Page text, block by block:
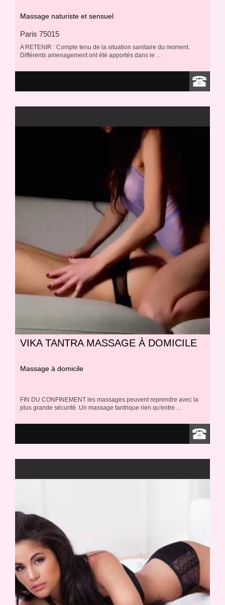
Massage naturiste et sensuel
Paris 75015
A RETENIR : Compte tenu de la situation sanitaire du moment.
Différents amenagement ont été apportés dans le ...
VIKA TANTRA MASSAGE À DOMICILE
Massage à domicile
FIN DU CONFINEMENT les massages peuvent reprendre avec la
plus grande sécurité. Un massage tantrique rien qu'entre ...